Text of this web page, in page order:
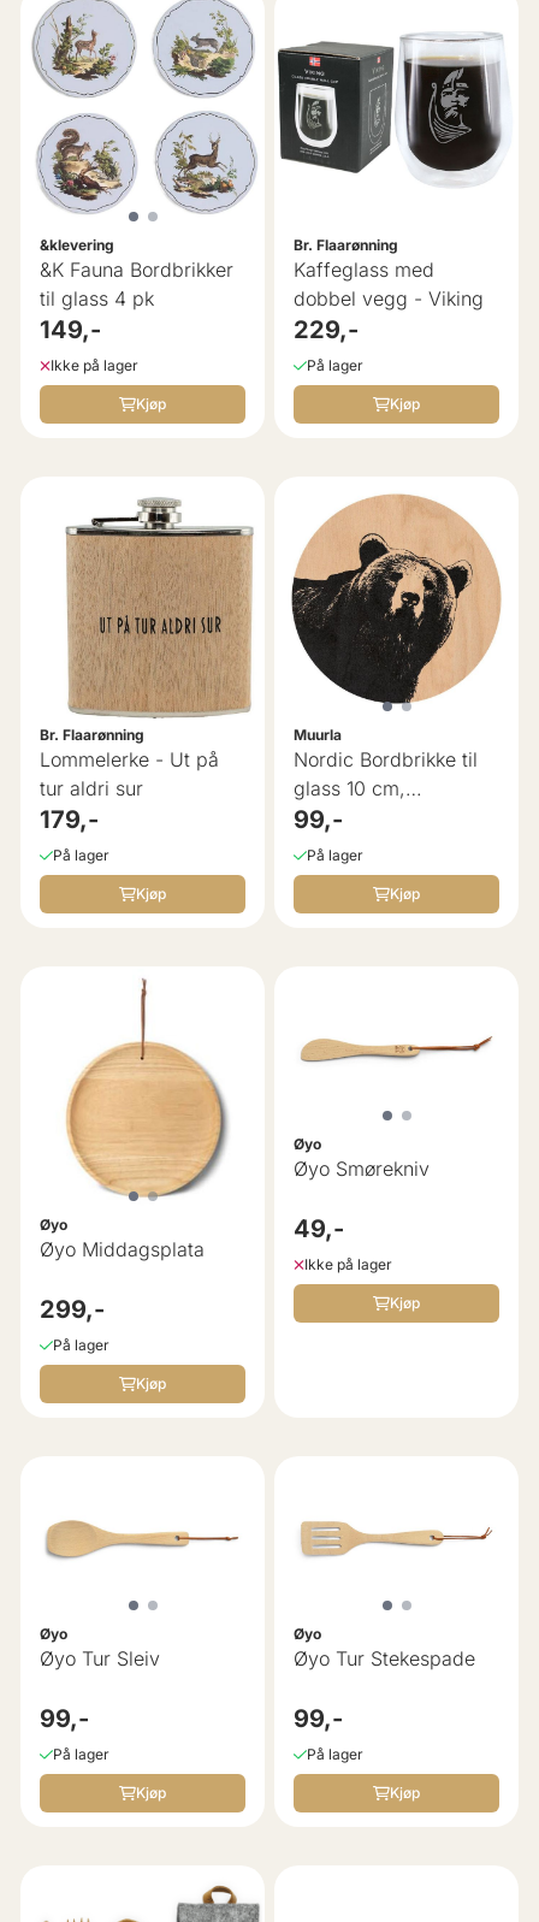
&klevering
&K Fauna Bordbrikker
til glass 4 pk
149,-
Ikke på lager
Kjøp
Br. Flaarønning
Kaffeglass med
dobbel vegg - Viking
229,-
På lager
Kjøp
Br. Flaarønning
Lommelerke - Ut på
tur aldri sur
179,-
På lager
Kjøp
Muurla
Nordic Bordbrikke til
glass 10 cm,
Bjørnehode - ...
99,-
På lager
Kjøp
Øyo
Øyo Middagsplata
299,-
På lager
Kjøp
Øyo
Øyo Smørekniv
49,-
Ikke på lager
Kjøp
Øyo
Øyo Tur Sleiv
99,-
På lager
Kjøp
Øyo
Øyo Tur Stekespade
99,-
På lager
Kjøp